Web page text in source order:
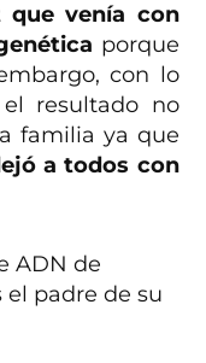
que venía con
porque
con lo
resultado no
familia ya que
a todos con